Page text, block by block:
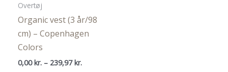
Overtøj
Organic vest (3 år/98
cm) – Copenhagen
Colors
0,00kr. – 239,97kr.Prisinterval: